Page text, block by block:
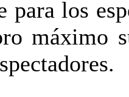
para los
máximo